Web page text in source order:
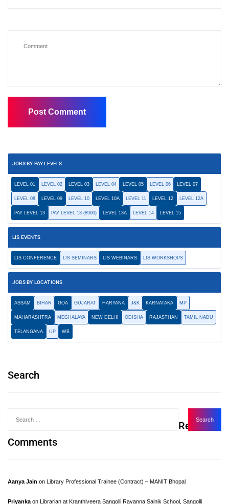
JOBS BY PAY LEVELS
LEVEL 01 LEVEL 02 LEVEL 03 LEVEL 04 LEVEL 05 LEVEL 06 LEVEL 07
LEVEL 08 LEVEL 09 LEVEL 10 LEVEL 10A LEVEL 11 LEVEL 12 LEVEL 12A
PAY LEVEL 13 PAY LEVEL 13 (8900) LEVEL 13A LEVEL 14 LEVEL 15
LIS EVENTS
LIS CONFERENCE LIS SEMINARS LIS WEBINARS LIS WORKSHOPS
JOBS BY LOCATIONS
ASSAM BIHAR GOA GUJARAT HARYANA J&K KARNATAKA MP
MAHARASHTRA MEGHALAYA NEW DELHI ODISHA RAJASTHAN TAMIL NADU
TELANGANA UP WB
Search
Recent
Comments
Aanya Jain on Library Professional Trainee (Contract) – MANIT Bhopal
Priyanka on Librarian at Kranthiveera Sangolli Rayanna Sainik School, Sangolli